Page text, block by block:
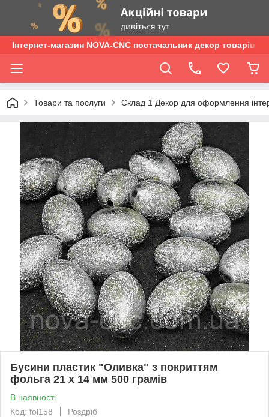
Інтернет-магазин NOVA-CNC постачальник декор товарів
Товари та послуги Склад 1 Декор для оформлення
Бусини пластик "Оливка" з покриттям
фольга 21 х 14 мм 500 грамів
В наявності
Код: fol158
Роздріб